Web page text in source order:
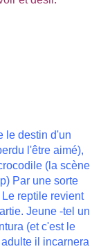
le destin d'un
l'être aimé),
(la scène
Par une sorte
Le reptile revient
Jeune -tel un
(et c'est le
il incarnera